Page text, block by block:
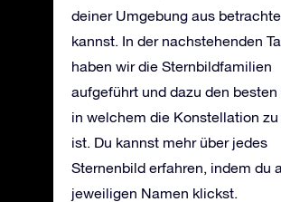
deiner Umgebung aus
kannst. In der nachstehenden
haben wir die Sternbildfamilien
aufgeführt und dazu den besten
in welchem die Konstellation zu
ist. Du kannst mehr über jedes
Sternenbild erfahren, indem du
jeweiligen Namen klickst.